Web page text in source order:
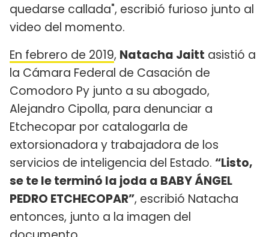
quedarse callada", escribió furioso junto al
video del momento.
En febrero de 2019, Natacha Jaitt asistió a
la Cámara Federal de Casación de
Comodoro Py junto a su abogado,
Alejandro Cipolla, para denunciar a
Etchecopar por catalogarla de
extorsionadora y trabajadora de los
servicios de inteligencia del Estado. “Listo,
se te le terminó la joda a BABY ÁNGEL
PEDRO ETCHECOPAR”, escribió Natacha
entonces, junto a la imagen del